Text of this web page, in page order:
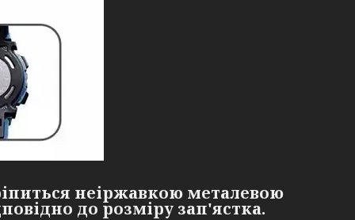
неіржавкою металевою
до розміру зап'ястка.